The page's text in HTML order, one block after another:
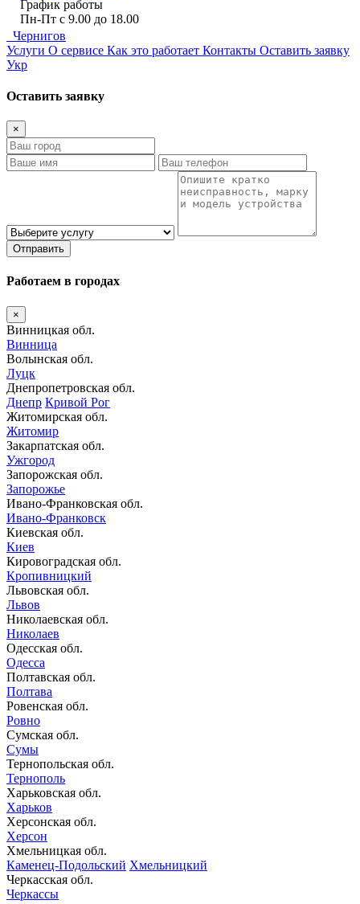
График работы
Пн-Пт с 9.00 до 18.00
Чернигов
Услуги О сервисе Как это работает Контакты Оставить заявку
Укр
Оставить заявку
×
Отправить
Работаем в городах
×
Винницкая обл.
Винница
Волынская обл.
Луцк
Днепропетровская обл.
Днепр Кривой Рог
Житомирская обл.
Житомир
Закарпатская обл.
Ужгород
Запорожская обл.
Запорожье
Ивано-Франковская обл.
Ивано-Франковск
Киевская обл.
Киев
Кировоградская обл.
Кропивницкий
Львовская обл.
Львов
Николаевская обл.
Николаев
Одесская обл.
Одесса
Полтавская обл.
Полтава
Ровенская обл.
Ровно
Сумская обл.
Сумы
Тернопольская обл.
Тернополь
Харьковская обл.
Харьков
Херсонская обл.
Херсон
Хмельницкая обл.
Каменец-Подольский Хмельницкий
Черкасская обл.
Черкассы